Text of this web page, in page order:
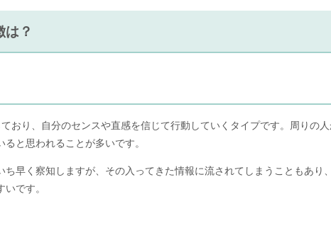
？
おり、自分のセンスや直感を信じて行動していくタイプです。周りの
と思われることが多いです。
早く察知しますが、その入ってきた情報に流されてしまうこともあり
です。